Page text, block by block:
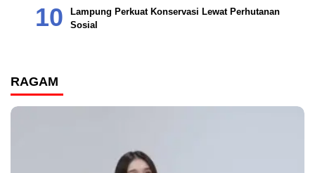
Lampung Perkuat Konservasi Lewat Perhutanan
Sosial
RAGAM